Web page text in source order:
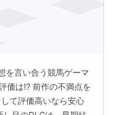
を言い合う競馬ゲーマ
価は!? 前作の不満点を
て評価高いなら安心